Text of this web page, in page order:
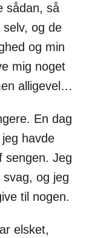
sådan, så
og de
og min
mig noget
alligevel…
En dag
havde
sengen. Jeg
og jeg
til nogen.
elsket,